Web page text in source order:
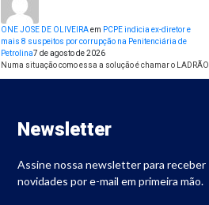
ONE JOSE DE OLIVEIRAem PCPE indicia ex-diretor e
mais 8 suspeitos por corrupção na Penitenciária de
Petrolina7 de agosto de 2026
Numa situação como essa a solução é chamar o LADRÃO
Newsletter
Assine nossa newsletter para receber
novidades por e-mail em primeira mão.